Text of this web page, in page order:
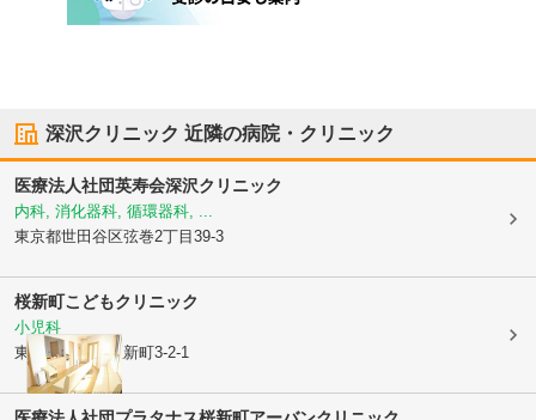
深沢クリニック 近隣の病院・クリニック
医療法人社団英寿会深沢クリニック
内科, 消化器科, 循環器科, ...
東京都世田谷区弦巻2丁目39-3
桜新町こどもクリニック
小児科
東京都世田谷区 新町3-2-1